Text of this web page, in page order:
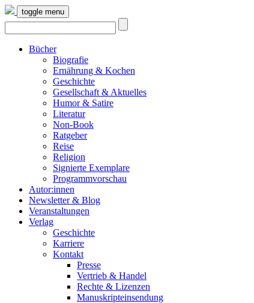
toggle menu
Bücher
Biografie
Ernährung & Kochen
Geschichte
Gesellschaft & Aktuelles
Humor & Satire
Literatur
Non-Book
Ratgeber
Reise
Religion
Signierte Exemplare
Programmvorschau
Autor:innen
Newsletter & Blog
Veranstaltungen
Verlag
Geschichte
Karriere
Kontakt
Presse
Vertrieb & Handel
Rechte & Lizenzen
Manuskripteinsendung